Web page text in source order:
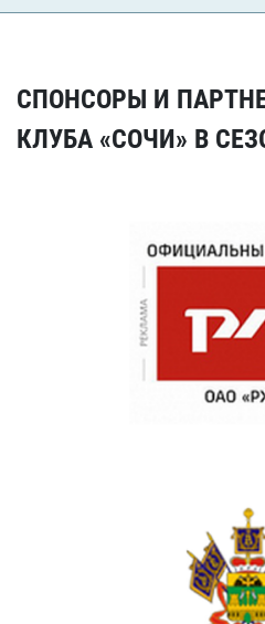
СПОНСОРЫ И
КЛУБА «СОЧИ» В